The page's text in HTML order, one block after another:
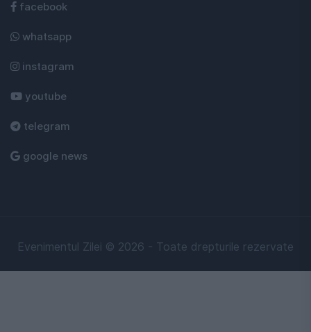
facebook
whatsapp
instagram
youtube
telegram
google news
Evenimentul Zilei © 2026 - Toate drepturile rezervate